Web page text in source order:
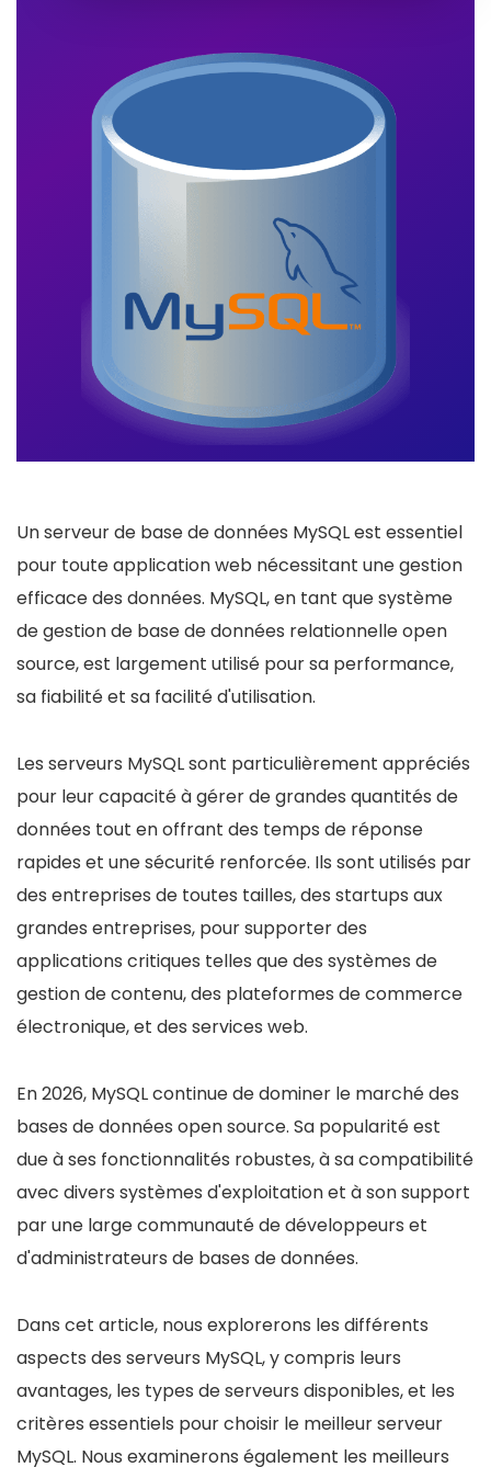
Un serveur de base de données MySQL est essentiel
pour toute application web nécessitant une gestion
efficace des données. MySQL, en tant que système
de gestion de base de données relationnelle open
source, est largement utilisé pour sa performance,
sa fiabilité et sa facilité d'utilisation.
Les serveurs MySQL sont particulièrement appréciés
pour leur capacité à gérer de grandes quantités de
données tout en offrant des temps de réponse
rapides et une sécurité renforcée. Ils sont utilisés par
des entreprises de toutes tailles, des startups aux
grandes entreprises, pour supporter des
applications critiques telles que des systèmes de
gestion de contenu, des plateformes de commerce
électronique, et des services web.
En 2026, MySQL continue de dominer le marché des
bases de données open source. Sa popularité est
due à ses fonctionnalités robustes, à sa compatibilité
avec divers systèmes d'exploitation et à son support
par une large communauté de développeurs et
d'administrateurs de bases de données.
Dans cet article, nous explorerons les différents
aspects des serveurs MySQL, y compris leurs
avantages, les types de serveurs disponibles, et les
critères essentiels pour choisir le meilleur serveur
MySQL. Nous examinerons également les meilleurs